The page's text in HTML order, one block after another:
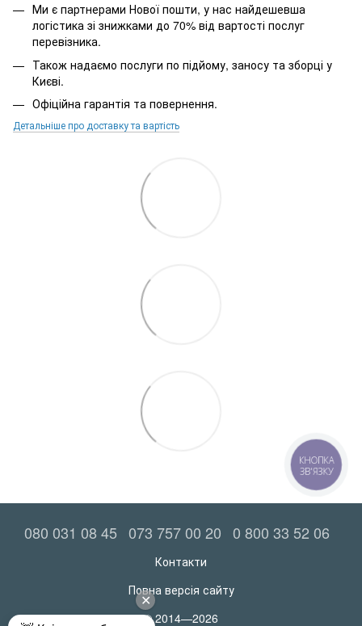
Ми є партнерами Нової пошти, у нас найдешевша
логістика зі знижками до 70% від вартості послуг
перевізника.
Також надаємо послуги по підйому, заносу та зборці у
Києві.
Офіційна гарантія та повернення.
Детальніше про доставку та вартість
080 031 08 45 073 757 00 20 0 800 33 52 06
Контакти
Повна версія сайту
© 2014—2026
КНОПКА
ЗВ'ЯЗКУ